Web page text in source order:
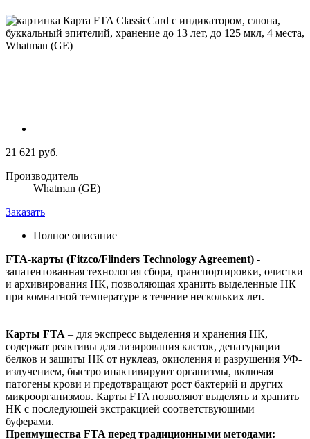
21 621 руб.
Производитель
Whatman (GE)
Заказать
Полное описание
FTA-карты (Fitzco/Flinders Technology Agreement) -
запатентованная технология сбора, транспортировки, очистки
и архивирования НК, позволяющая хранить выделенные НК
при комнатной температуре в течение нескольких лет.
Карты FTA – для экспресс выделения и хранения НК,
содержат реактивы для лизирования клеток, денатурации
белков и защиты НК от нуклеаз, окисления и разрушения УФ-
излучением, быстро инактивируют организмы, включая
патогены крови и предотвращают рост бактерий и других
микроорганизмов. Карты FTA позволяют выделять и хранить
НК с последующей экстракцией соответствующими
буферами.
Преимущества FTA перед традиционными методами: